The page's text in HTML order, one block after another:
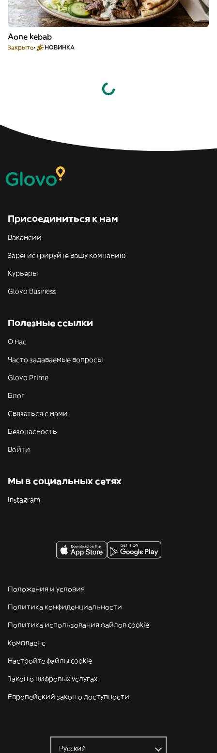
Aone kebab
Закрыто НОВИНКА
Присоединиться к нам
Вакансии
Зарегистрируйте вашу компанию
Курьеры
Glovo Business
Полезные ссылки
О нас
Часто задаваемые вопросы
Glovo Prime
Блог
Связаться с нами
Безопасность
Войти
Мы в социальных сетях
Instagram
Положения и условия
Политика конфиденциальности
Политика использования файлов cookie
Комплаенс
Настройте файлы cookie
Закон о цифровых услугах
Европейский закон о доступности